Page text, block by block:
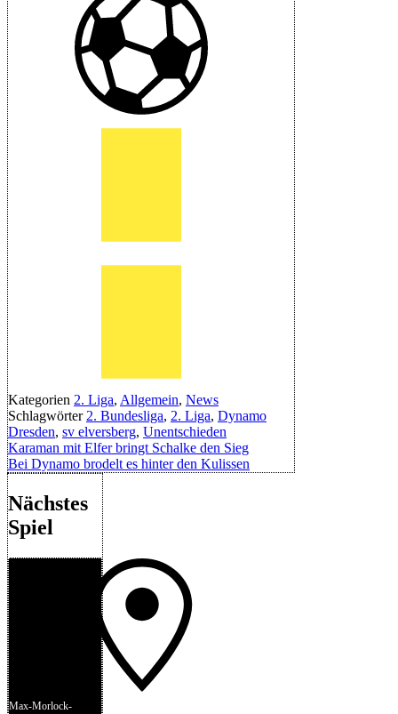
Kategorien 2. Liga, Allgemein, News
Schlagwörter 2. Bundesliga, 2. Liga, Dynamo
Dresden, sv elversberg, Unentschieden
Karaman mit Elfer bringt Schalke den Sieg
Bei Dynamo brodelt es hinter den Kulissen
Nächstes
Spiel
Max-Morlock-